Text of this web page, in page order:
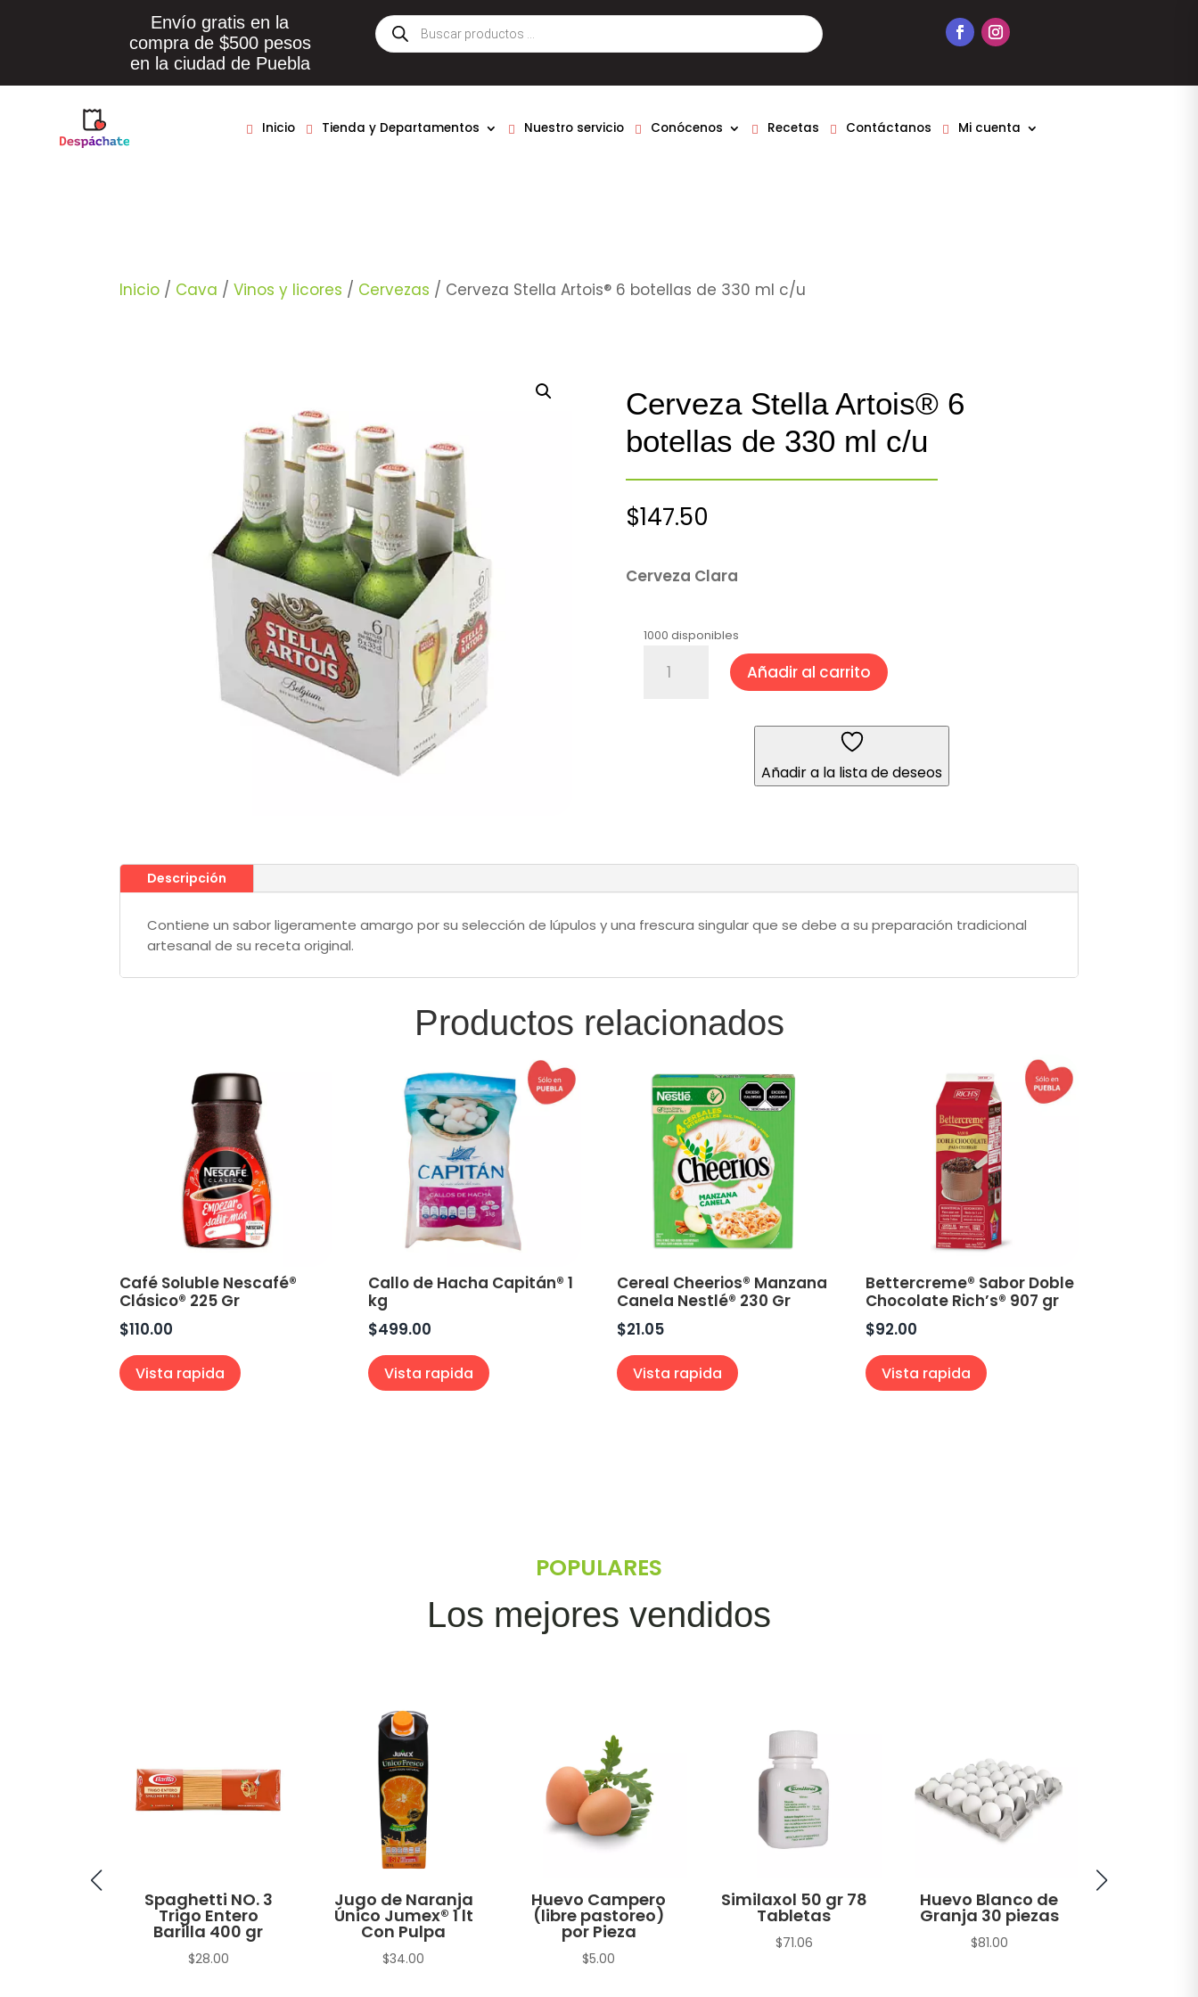
Envío gratis en la
compra de $500 pesos
en la ciudad de Puebla
Búsqueda
de
productos
Inicio Tienda y Departamentos Nuestro servicio Conócenos Recetas Contáctanos Mi cuenta
Inicio / Cava /Vinos y licores / Cervezas / Cerveza Stella Artois® 6 botellas de 330 ml c/u
Cerveza Stella Artois® 6
botellas de 330 ml c/u
$147.50
Cerveza Clara
1000 disponibles
Stella
Añadir al carrito
Añadir a la lista de deseos
Descripción
Contiene un sabor ligeramente amargo por su selección de lúpulos y una frescura singular que se debe a su preparación tradicional
artesanal de su receta original.
Productos relacionados
Café Soluble Nescafé®
Clásico® 225 Gr
$110.00
Vista rapida
Callo de Hacha Capitán® 1
kg
$499.00
Vista rapida
Cereal Cheerios® Manzana
Canela Nestlé® 230 Gr
$21.05
Vista rapida
Bettercreme® Sabor Doble
Chocolate Rich’s® 907 gr
$92.00
Vista rapida
POPULARES
Los mejores vendidos
Spaghetti NO. 3
Trigo Entero
Barilla 400 gr
$28.00
Jugo de Naranja
Único Jumex® 1 lt
Con Pulpa
$34.00
Huevo Campero
(libre pastoreo)
por Pieza
$5.00
Similaxol 50 gr 78
Tabletas
$71.06
Huevo Blanco de
Granja 30 piezas
$81.00